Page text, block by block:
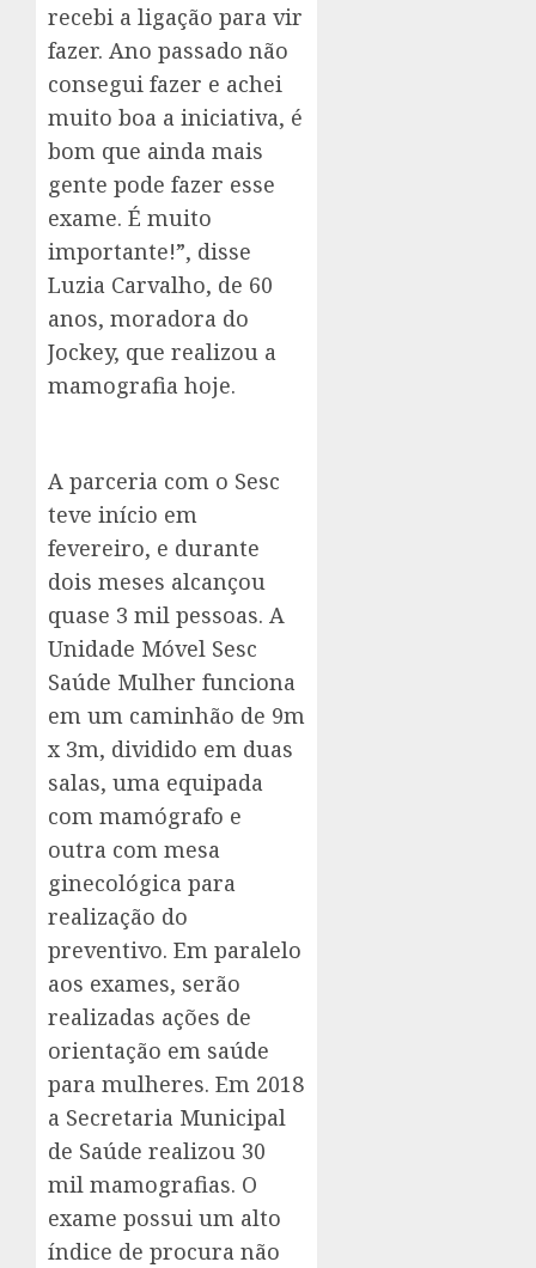
recebi a ligação para vir
fazer. Ano passado não
consegui fazer e achei
muito boa a iniciativa, é
bom que ainda mais
gente pode fazer esse
exame. É muito
importante!”, disse
Luzia Carvalho, de 60
anos, moradora do
Jockey, que realizou a
mamografia hoje.
A parceria com o Sesc
teve início em
fevereiro, e durante
dois meses alcançou
quase 3 mil pessoas. A
Unidade Móvel Sesc
Saúde Mulher funciona
em um caminhão de 9m
x 3m, dividido em duas
salas, uma equipada
com mamógrafo e
outra com mesa
ginecológica para
realização do
preventivo. Em paralelo
aos exames, serão
realizadas ações de
orientação em saúde
para mulheres. Em 2018
a Secretaria Municipal
de Saúde realizou 30
mil mamografias. O
exame possui um alto
índice de procura não